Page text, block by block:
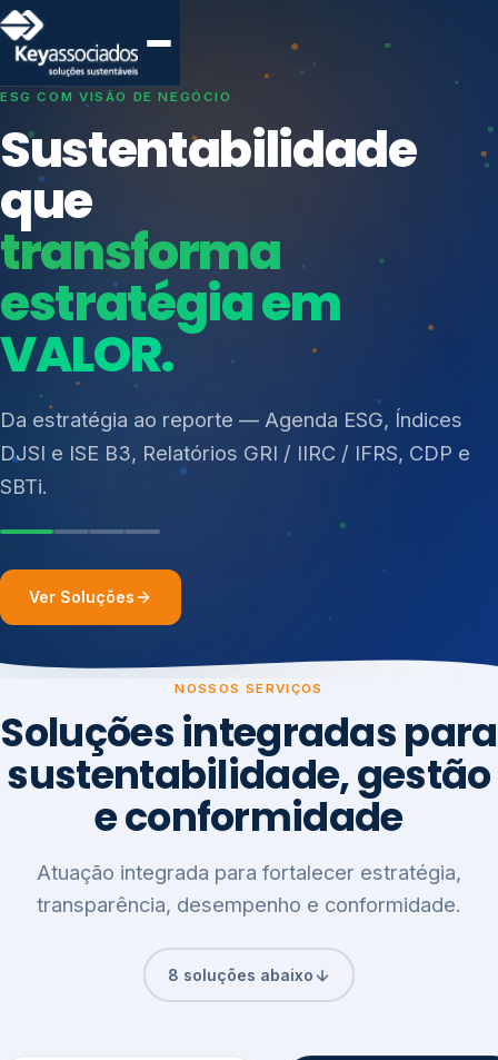
SISTEMAS DE GESTÃO OTIMIZADOS E INTEGRADOS
Conformidade que
protege seu
negócio.
Consultoria, auditoria e treinamentos em ISO 27001,
ISO 27701, ISO 42001, ISO 37001, ISO 9001, ISO
14001, ISO 45001, ONA e PNQ — Gestão de
resíduos sólidos (PGRS/PMGRS).
Índices de Mercado
Mudanças Climáticas
Reputação e Cadeia
Reporte Regulatório
Ver Soluções
NOSSOS SERVIÇOS
Soluções integradas para
sustentabilidade, gestão
e conformidade
Atuação integrada para fortalecer estratégia,
transparência, desempenho e conformidade.
8 soluções abaixo